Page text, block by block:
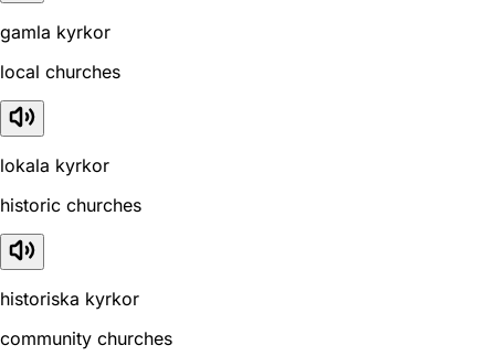
gamla kyrkor
local churches
lokala kyrkor
historic churches
historiska kyrkor
community churches